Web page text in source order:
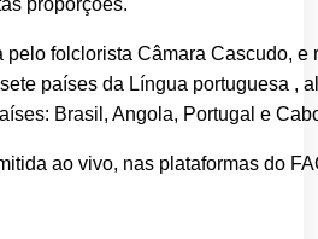
proporções.
pelo folclorista Câmara Cascudo, e
países da Língua portuguesa ,
Brasil, Angola, Portugal e
ao vivo, nas plataformas do